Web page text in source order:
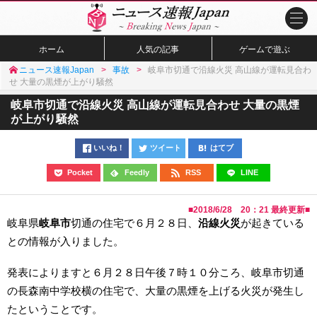
ホーム 人気の記事 ゲームで遊ぶ
ニュース速報Japan 事故
岐阜市切通で沿線火災 高山線が運転見合わ
せ 大量の黒煙が上がり騒然
岐阜市切通で沿線火災 高山線が運転見合わせ 大量の黒煙
が上がり騒然
いいね！ ツイート はてブ
Pocket Feedly RSS LINE
■2018/6/28 20：21 最終更新■
岐阜県岐阜市切通の住宅で６月２８日、 沿線火災が起きている
との情報が入りました。
発表によりますと６月２８日午後７時１０分ころ、岐阜市切通
の長森南中学校横の住宅で、大量の黒煙を上げる火災が発生し
たということです。